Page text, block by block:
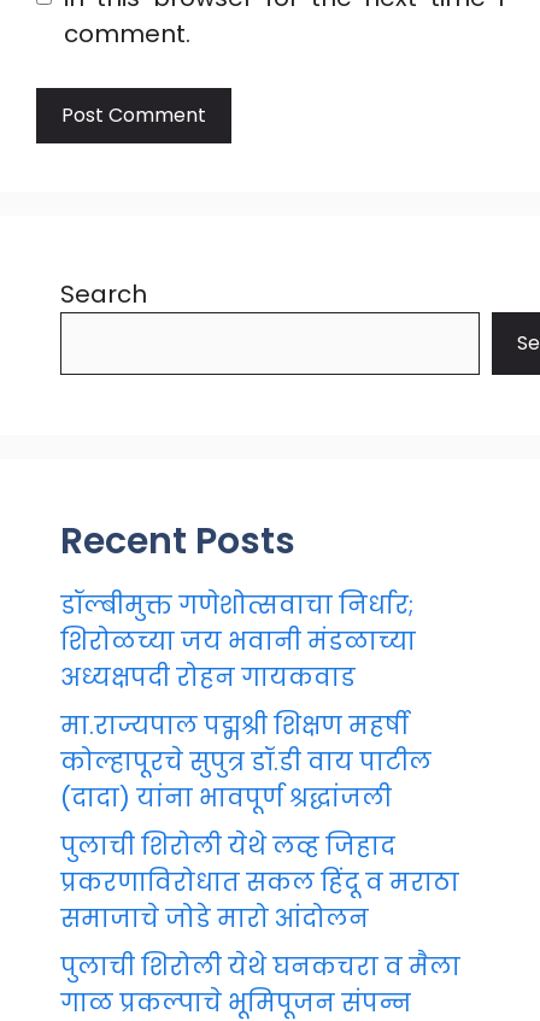
comment.
Search
Recent Posts
डॉल्बीमुक्त गणेशोत्सवाचा निर्धार;
शिरोळच्या जय भवानी मंडळाच्या
अध्यक्षपदी रोहन गायकवाड
मा.राज्यपाल पद्मश्री शिक्षण महर्षी
कोल्हापूरचे सुपुत्र डॉ.डी वाय पाटील
(दादा) यांना भावपूर्ण श्रद्धांजली
पुलाची शिरोली येथे लव्ह जिहाद
प्रकरणाविरोधात सकल हिंदू व मराठा
समाजाचे जोडे मारो आंदोलन
पुलाची शिरोली येथे घनकचरा व मैला
गाळ प्रकल्पाचे भूमिपूजन संपन्न